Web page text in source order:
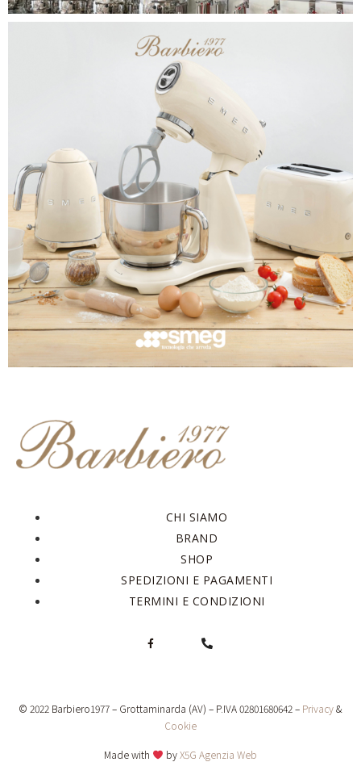
CHI SIAMO
BRAND
SHOP
SPEDIZIONI E PAGAMENTI
TERMINI E CONDIZIONI
© 2022 Barbiero1977 – Grottaminarda (AV) – P.IVA 02801680642 – Privacy&
Cookie
Made with byX5G Agenzia Web